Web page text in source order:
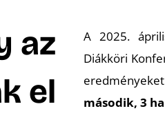
az
el
A 2025.
Diákköri
második, 3